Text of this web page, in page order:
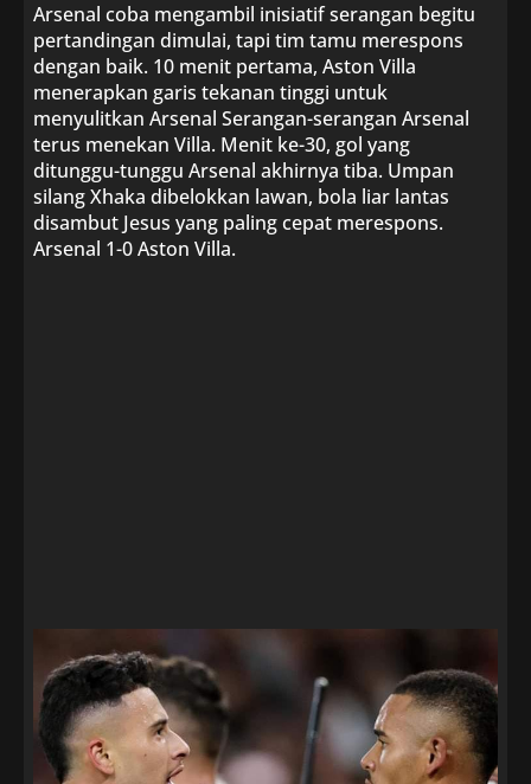
Arsenal coba mengambil inisiatif serangan begitu
pertandingan dimulai, tapi tim tamu merespons
dengan baik. 10 menit pertama, Aston Villa
menerapkan garis tekanan tinggi untuk
menyulitkan Arsenal Serangan-serangan Arsenal
terus menekan Villa. Menit ke-30, gol yang
ditunggu-tunggu Arsenal akhirnya tiba. Umpan
silang Xhaka dibelokkan lawan, bola liar lantas
disambut Jesus yang paling cepat merespons.
Arsenal 1-0 Aston Villa.